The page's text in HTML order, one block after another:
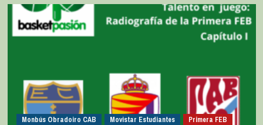
Monbús Obradoiro CAB Movistar Estudiantes
Primera FEB